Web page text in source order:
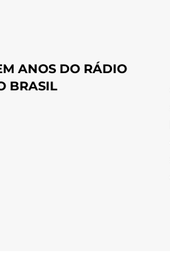
ANOS DO RÁDIO
BRASIL